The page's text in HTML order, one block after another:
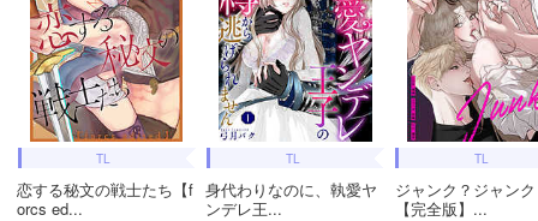
TL
恋する秘文の戦士たち【f
orcs ed...
TL
身代わりなのに、執愛ヤ
ンデレ王...
TL
ジャンク？ジャン
【完全版】...